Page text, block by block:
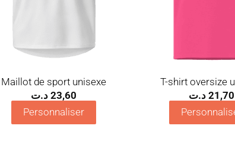
Maillot de sport unisexe
23,60 د.ت
Personnaliser
T-shirt oversize
21,70 د.ت